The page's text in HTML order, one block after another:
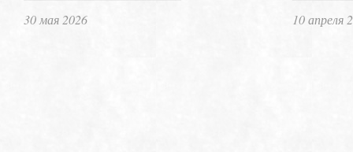
30 мая 2026 10 апреля